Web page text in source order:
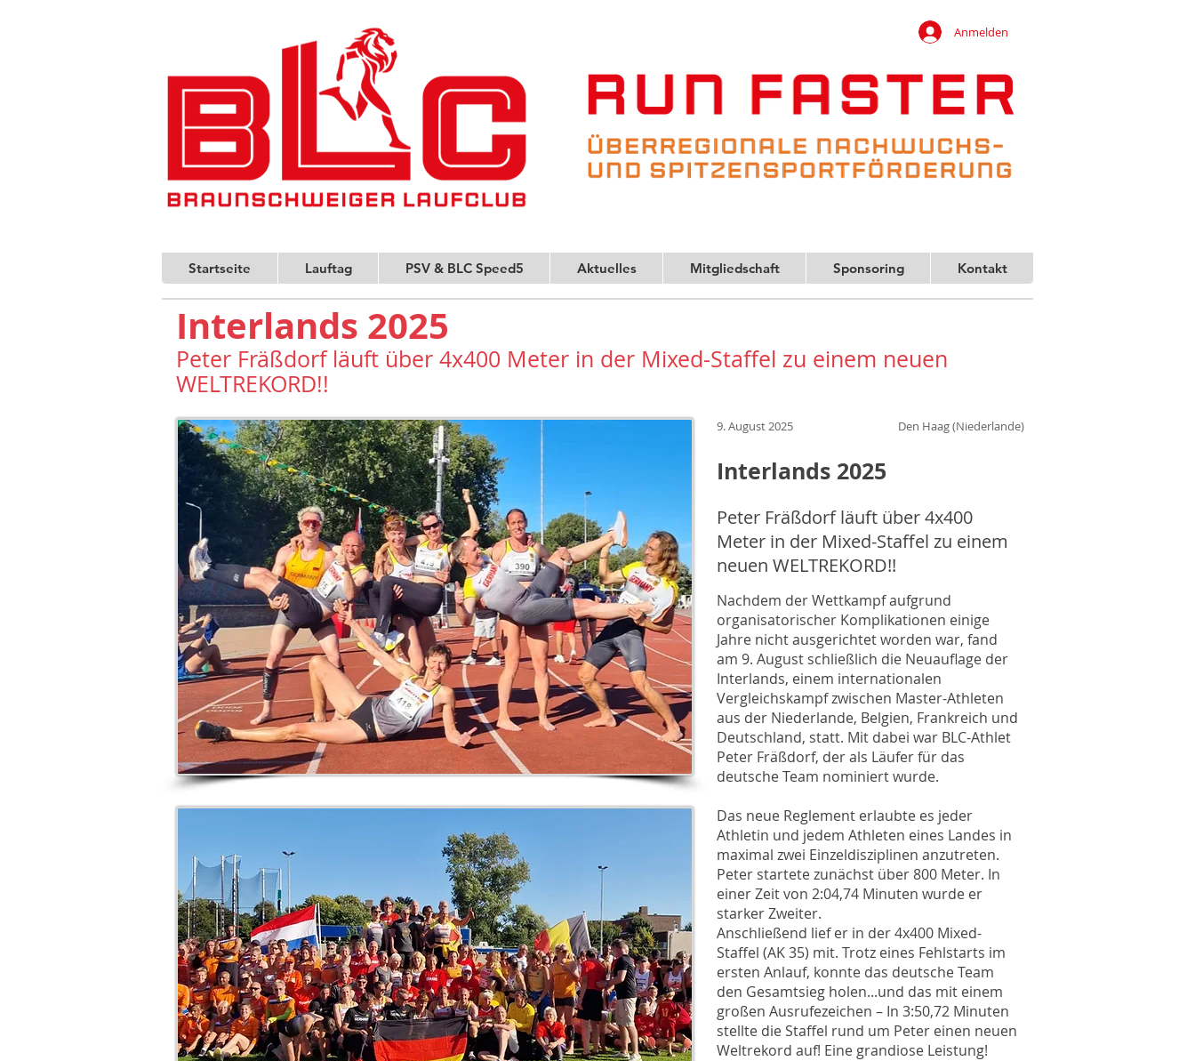
Anmelden
Startseite Lauftag PSV & BLC Speed5 Aktuelles Mitgliedschaft Sponsoring Kontakt
Interlands 2025
Peter Fräßdorf läuft über 4x400 Meter in der Mixed-Staffel zu einem neuen
WELTREKORD!!
9. August 2025 Den Haag (Niederlande)
Interlands 2025
Peter Fräßdorf läuft über 4x400
Meter in der Mixed-Staffel zu einem
neuen WELTREKORD!!
Nachdem der Wettkampf aufgrund
organisatorischer Komplikationen einige
Jahre nicht ausgerichtet worden war, fand
am 9. August schließlich die Neuauflage der
Interlands, einem internationalen
Vergleichskampf zwischen Master-Athleten
aus der Niederlande, Belgien, Frankreich und
Deutschland, statt. Mit dabei war BLC-Athlet
Peter Fräßdorf, der als Läufer für das
deutsche Team nominiert wurde.
Das neue Reglement erlaubte es jeder
Athletin und jedem Athleten eines Landes in
maximal zwei Einzeldisziplinen anzutreten.
Peter startete zunächst über 800 Meter. In
einer Zeit von 2:04,74 Minuten wurde er
starker Zweiter.
Anschließend lief er in der 4x400 Mixed-
Staffel (AK 35) mit. Trotz eines Fehlstarts im
ersten Anlauf, konnte das deutsche Team
den Gesamtsieg holen...und das mit einem
großen Ausrufezeichen – In 3:50,72 Minuten
stellte die Staffel rund um Peter einen neuen
Weltrekord auf! Eine grandiose Leistung!